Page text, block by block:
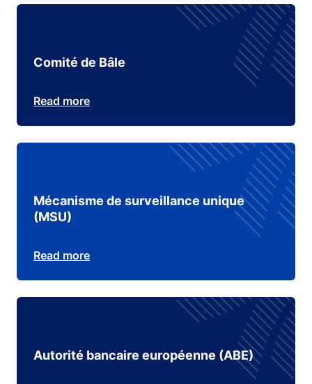
Comité de Bâle
Read more
Mécanisme de surveillance unique
(MSU)
Read more
Autorité bancaire européenne (ABE)